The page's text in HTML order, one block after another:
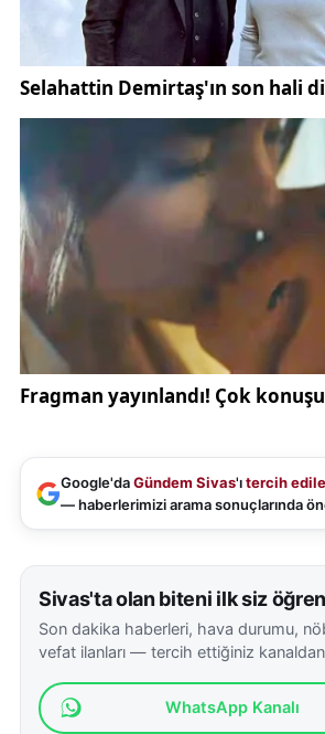
genel bilgilere (Emniyet Genel
üzerinden ulaşılabiliyor.
aramalarda, dolandırıcılık olaylarında
değerlendirilen çok sayıda
Muhafaza altına alınan
telefonu, 1 bilgisayar, 4 SIM kart, 1
kartı ve 1 kayıt cihazı olduğu
dijital unsurların, soruşturmanın
açısından incelemeye alınacağı
Bu tür olaylarda dijital izlerin
uzmanlar, şüpheli iletişim ve para
Benzer içeriklere (güvenlik) ve
etiketlerinden de erişilebiliyor.
Gözaltına alınan şüpheliler,
Şubat 2026 tarihinde adliyeye sevk
Şüphelilerden biri çıkarıldığı
şüphelilerin adli işlemlerinin ise
Google'daGündem Sivas'ıtercih
— haberlerimizi arama sonuçlarında
Sivas'ta olan biteni ilk siz
Son dakika haberleri, hava durumu,
vefat ilanları — tercih ettiğiniz kanaldan
WhatsApp Kanalı